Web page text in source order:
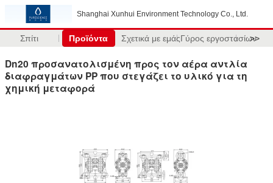
Shanghai Xunhui Environment Technology Co., Ltd.
Σπίτι Προϊόντα Σχετικά με εμάςΓύρος εργοστασίων
>>
Dn20 προσανατολισμένη προς τον αέρα αντλία
διαφραγμάτων PP που στεγάζει το υλικό για τη
χημική μεταφορά